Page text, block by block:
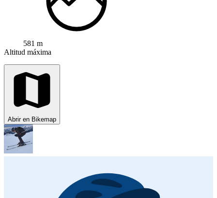
581 m
Altitud máxima
Abrir en Bikemap